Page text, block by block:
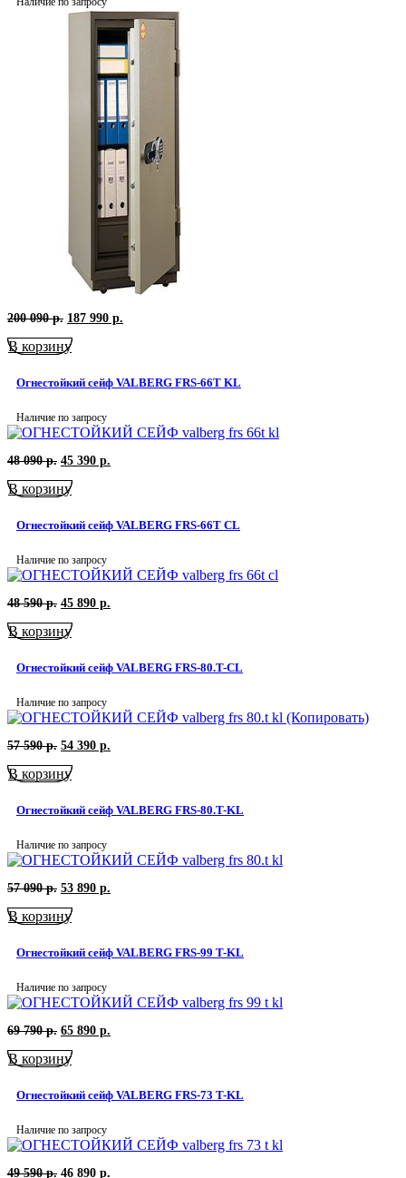
200 090р. Первоначальная
составляла
090
р..
187 990 р.
р..
В корзину
Огнестойкий сейф VALBERG FRS-66T KL
Наличие по запросу
48 090р. Первоначальная
составляла
090
р..
45 390 р.
р..
В корзину
Огнестойкий сейф VALBERG FRS-66T CL
Наличие по запросу
48 590р. Первоначальная
составляла
590
р..
45 890 р.
р..
В корзину
Огнестойкий сейф VALBERG FRS-80.T-CL
Наличие по запросу
57 590р. Первоначальная
составляла
590
р..
54 390 р.
р..
В корзину
Огнестойкий сейф VALBERG FRS-80.T-KL
Наличие по запросу
57 090р. Первоначальная
составляла
090
р..
53 890 р.
р..
В корзину
Огнестойкий сейф VALBERG FRS-99 T-KL
Наличие по запросу
69 790р. Первоначальная
составляла
790
р..
65 890 р.
р..
В корзину
Огнестойкий сейф VALBERG FRS-73 T-KL
Наличие по запросу
49 590р. Первоначальная
46 890 р.